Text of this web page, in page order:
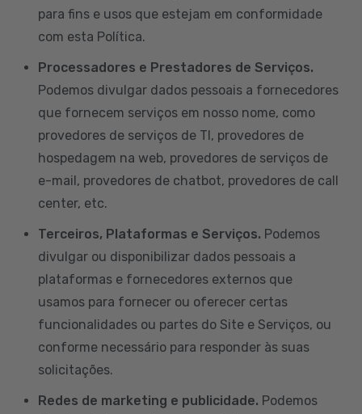
para fins e usos que estejam em conformidade
com esta Política.
Processadores e Prestadores de Serviços.
Podemos divulgar dados pessoais a fornecedores
que fornecem serviços em nosso nome, como
provedores de serviços de TI, provedores de
hospedagem na web, provedores de serviços de
e-mail, provedores de chatbot, provedores de call
center, etc.
Terceiros, Plataformas e Serviços. Podemos
divulgar ou disponibilizar dados pessoais a
plataformas e fornecedores externos que
usamos para fornecer ou oferecer certas
funcionalidades ou partes do Site e Serviços, ou
conforme necessário para responder às suas
solicitações.
Redes de marketing e publicidade. Podemos